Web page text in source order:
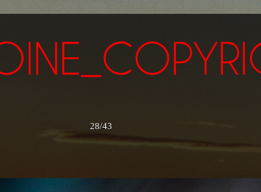
28/43